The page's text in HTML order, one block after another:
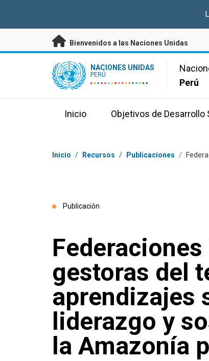
Bienvenidos a las Naciones Unidas
UN Logo NACIONES UNIDAS
PERÚ
Perú
Inicio Objetivos de Desarrollo
Coordenadas dentro de la ruta de
Inicio / Recursos / Publicaciones /
Publicación
gestoras del
aprendizajes
liderazgo y
la Amazonía